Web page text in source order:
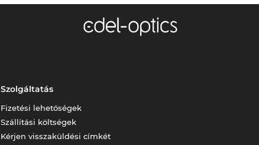
Szolgáltatás
Fizetési lehetőségek
Szállítási költségek
Kérjen visszaküldési címkét